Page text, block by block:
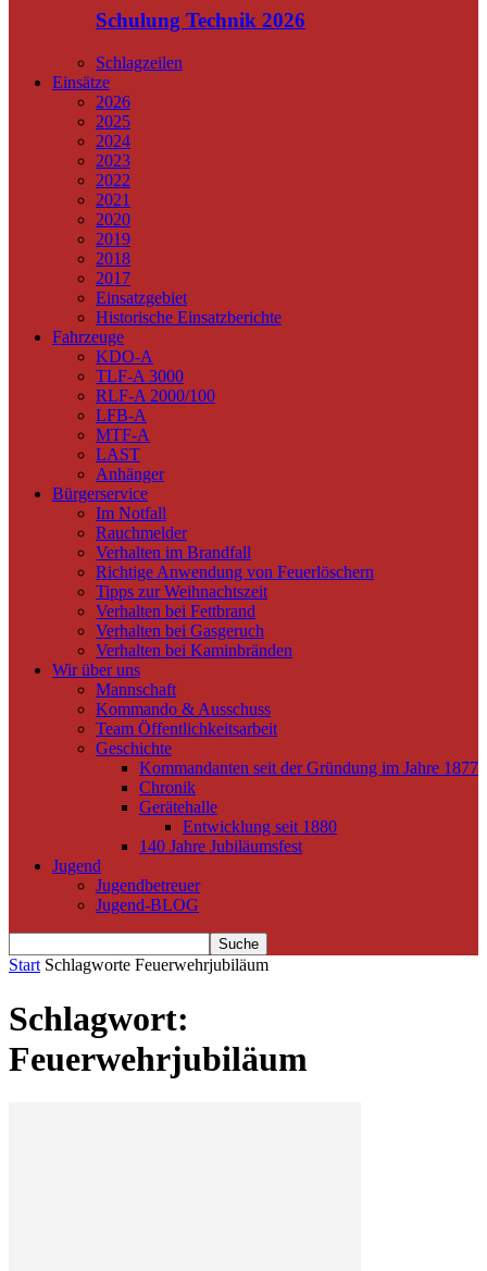
Schulung Technik 2026
Schlagzeilen
Einsätze
2026
2025
2024
2023
2022
2021
2020
2019
2018
2017
Einsatzgebiet
Historische Einsatzberichte
Fahrzeuge
KDO-A
TLF-A 3000
RLF-A 2000/100
LFB-A
MTF-A
LAST
Anhänger
Bürgerservice
Im Notfall
Rauchmelder
Verhalten im Brandfall
Richtige Anwendung von Feuerlöschern
Tipps zur Weihnachtszeit
Verhalten bei Fettbrand
Verhalten bei Gasgeruch
Verhalten bei Kaminbränden
Wir über uns
Mannschaft
Kommando & Ausschuss
Team Öffentlichkeitsarbeit
Geschichte
Kommandanten seit der Gründung im Jahre 1877
Chronik
Gerätehalle
Entwicklung seit 1880
140 Jahre Jubiläumsfest
Jugend
Jugendbetreuer
Jugend-BLOG
Start Schlagworte Feuerwehrjubiläum
Schlagwort:
Feuerwehrjubiläum